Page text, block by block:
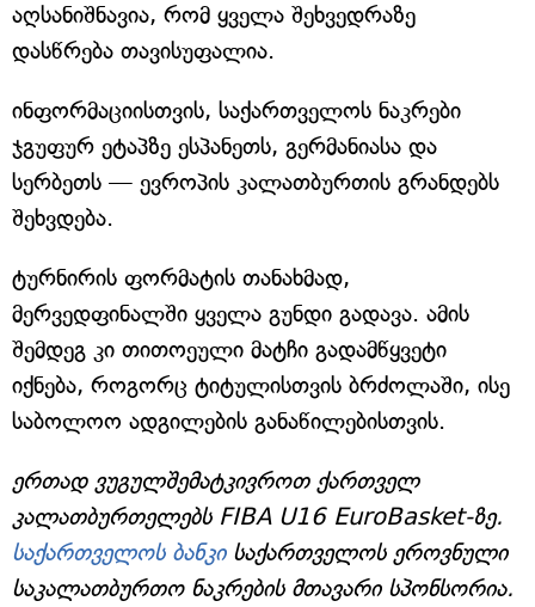
აღსანიშნავია, რომ ყველა შეხვედრაზე
დასწრება თავისუფალია.
ინფორმაციისთვის, საქართველოს ნაკრები
ჯგუფურ ეტაპზე ესპანეთს, გერმანიასა და
სერბეთს — ევროპის კალათბურთის გრანდებს
შეხვდება.
ტურნირის ფორმატის თანახმად,
მერვედფინალში ყველა გუნდი გადავა. ამის
შემდეგ კი თითოეული მატჩი გადამწყვეტი
იქნება, როგორც ტიტულისთვის ბრძოლაში, ისე
საბოლოო ადგილების განაწილებისთვის.
ერთად ვუგულშემატკივროთ ქართველ
კალათბურთელებს FIBA U16 EuroBasket-ზე.
საქართველოს ბანკი საქართველოს ეროვნული
საკალათბურთო ნაკრების მთავარი სპონსორია.